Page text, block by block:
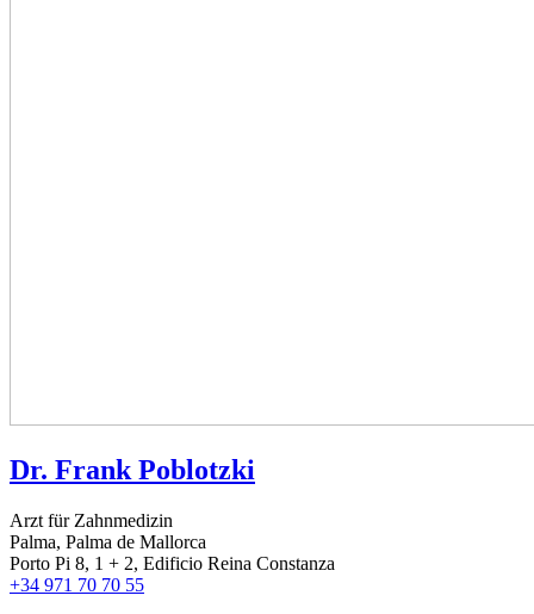
Dr. Frank Poblotzki
Arzt für Zahnmedizin
Palma, Palma de Mallorca
Porto Pi 8, 1 + 2, Edificio Reina Constanza
+34 971 70 70 55